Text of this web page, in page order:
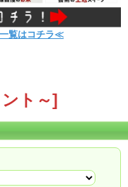
覧はコチラ≪
ト～]